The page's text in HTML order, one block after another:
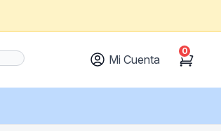
Mi Cuenta Cart
0